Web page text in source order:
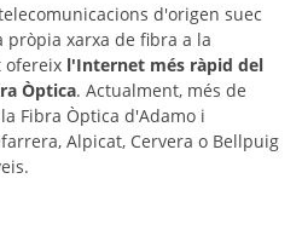
d'origen suec
pròpia xarxa de fibra a la
ofereix l'Internet més ràpid del
Òptica. Actualment, més de
Fibra Òptica d'Adamo i
Alpicat, Cervera o Bellpuig